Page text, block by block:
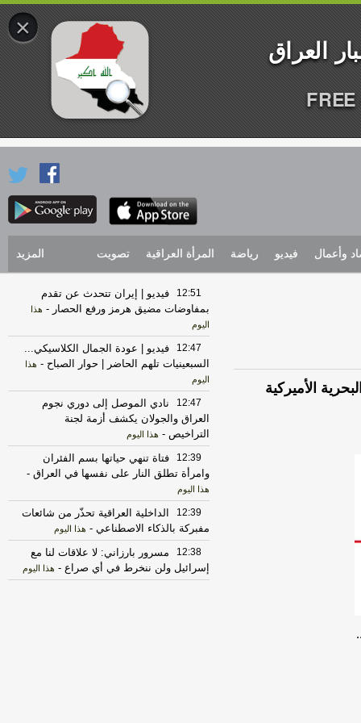
وأعمال فيديو رياضة المرأة العراقية تصويت المزيد
الأميركية
12:51
فيديو | إيران تتحدث عن تقدم
بمفاوضات مضيق هرمز ورفع الحصار - هذا
اليوم
12:47
فيديو | عودة الجمال الكلاسيكي...
السبعينيات تلهم الحاضر | حوار الصباح - هذا
اليوم
12:47
نادي الموصل إلى دوري نجوم
العراق والجولان يكشف أزمة لجنة
التراخيص - هذا اليوم
12:39
فتاة تنهي حياتها بسم الفئران
وامرأة تطلق النار على نفسها في العراق -
هذا اليوم
12:39
الداخلية العراقية تحذّر من شائعات
مفبركة بالذكاء الاصطناعي - هذا اليوم
12:38
مسرور بارزاني: لا علاقات لنا مع
إسرائيل ولن ننخرط في أي صراع - هذا اليوم
×